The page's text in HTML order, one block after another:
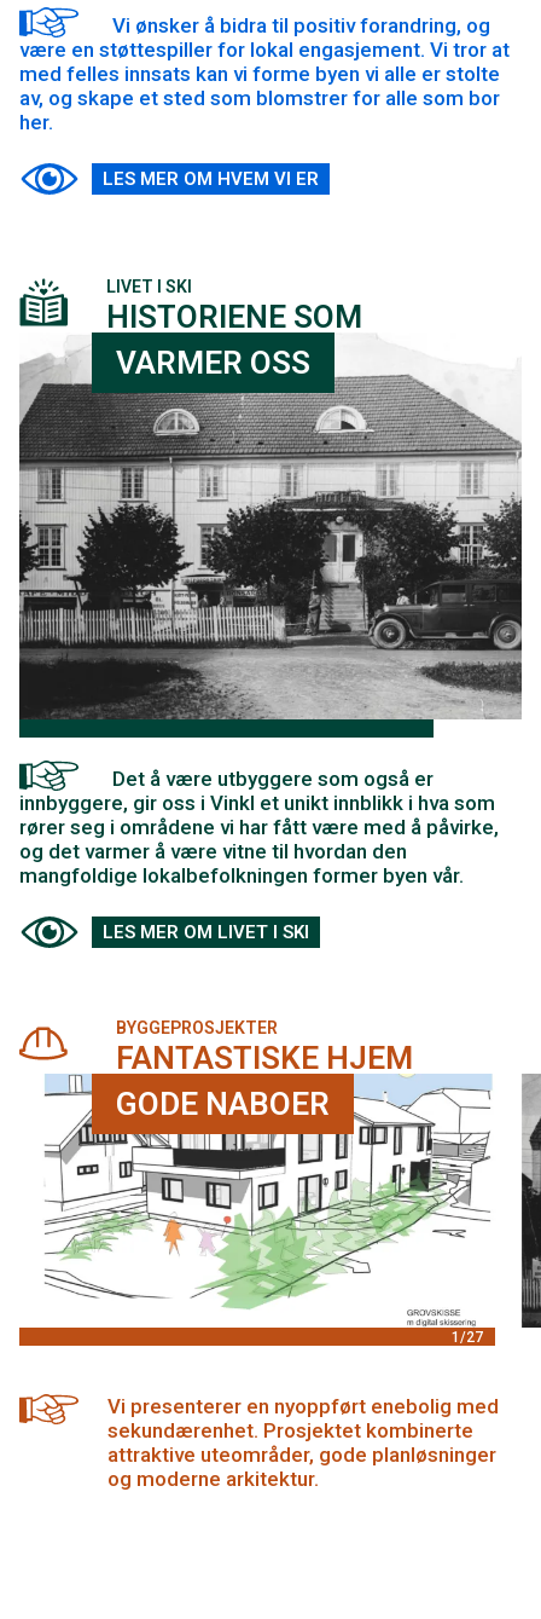
Vi ønsker å bidra til positiv forandring, og
være en støttespiller for lokal engasjement. Vi tror at
med felles innsats kan vi forme byen vi alle er stolte
av, og skape et sted som blomstrer for alle som bor
her.
LES MER OM HVEM VI ER
LIVET I SKI
HISTORIENE SOM
VARMER OSS
Det å være utbyggere som også er
innbyggere, gir oss i Vinkl et unikt innblikk i hva som
rører seg i områdene vi har fått være med å påvirke,
og det varmer å være vitne til hvordan den
mangfoldige lokalbefolkningen former byen vår.
LES MER OM LIVET I SKI
BYGGEPROSJEKTER
FANTASTISKE HJEM
GODE NABOER
1/27
Vi presenterer en nyoppført enebolig med
sekundærenhet. Prosjektet kombinerte
attraktive uteområder, gode planløsninger
og moderne arkitektur.